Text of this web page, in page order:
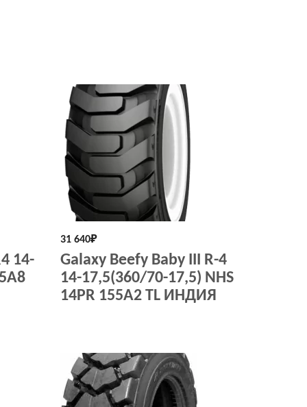
14-
31 640₽
Galaxy Beefy Baby III R-4
14-17,5(360/70-17,5) NHS
14PR 155A2 TL ИНДИЯ